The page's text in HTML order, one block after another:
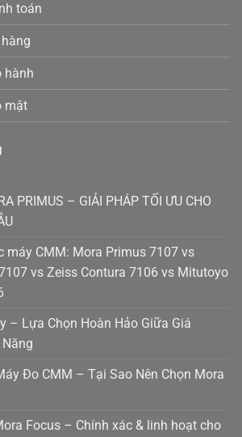
toán
hành
mật
PRIMUS – GIẢI PHÁP TỐI ƯU CHO
máy CMM: Mora Primus 7107 vs
vs Zeiss Contura 7106 vs Mitutoyo
– Lựa Chọn Hoàn Hảo Giữa Giá
Đo CMM – Tại Sao Nên Chọn Mora
Focus – Chính xác & linh hoạt cho